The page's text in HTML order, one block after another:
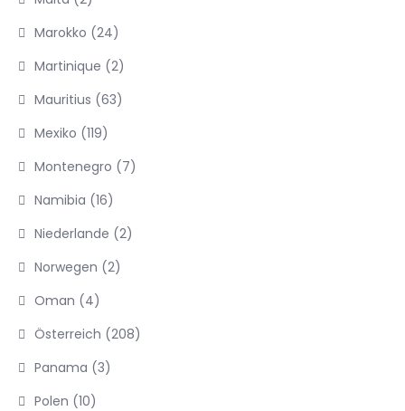
Marokko (24)
Martinique (2)
Mauritius (63)
Mexiko (119)
Montenegro (7)
Namibia (16)
Niederlande (2)
Norwegen (2)
Oman (4)
Österreich (208)
Panama (3)
Polen (10)